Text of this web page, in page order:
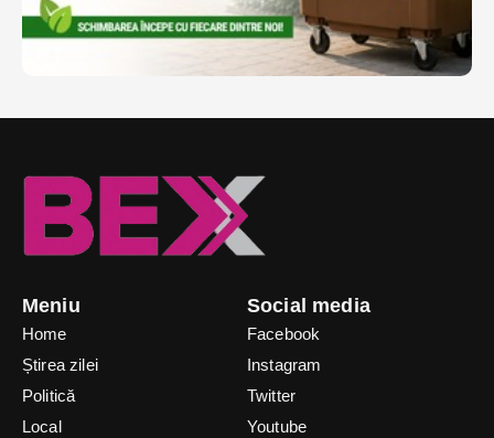
Meniu
Home
Știrea zilei
Politică
Local
Social media
Facebook
Instagram
Twitter
Youtube